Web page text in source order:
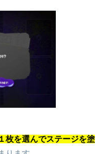
枚を選んでステージを塗